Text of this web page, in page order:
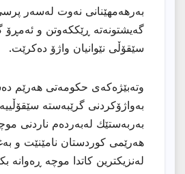
بەرهەمهێنانی نەوت لەسەر
گەیشتونەتە ڕێككەوتن و ئەمڕۆ
سێقۆڵی نێوانیان واژۆ دەكرێت.
وتەبێژەكەی حكومەتی هەرێم
بەواژۆكردنی گرێبەستە
بەربەستێك لەبەردەم ناردنی
هەرێمی كوردستان نامێنێت و
لەنزیكترین كاتدا موچە ڕەوانە